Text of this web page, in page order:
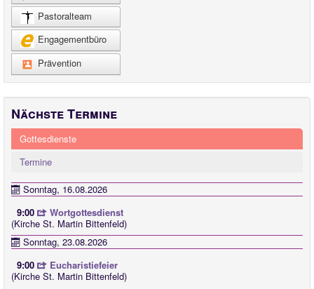
Pastoralteam
Engagementbüro
Prävention
Nächste Termine
Gottesdienste
Termine
Sonntag, 16.08.2026
9:00
Wortgottesdienst
(Kirche St. Martin Bittenfeld)
Sonntag, 23.08.2026
9:00
Eucharistiefeier
(Kirche St. Martin Bittenfeld)